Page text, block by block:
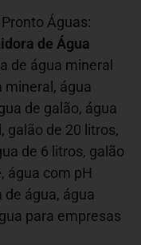
Águas:
de Água
de água mineral
mineral, água
de galão, água
galão de 20 litros,
de 6 litros, galão
água com pH
água, água
para empresas